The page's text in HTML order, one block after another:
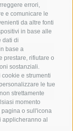
errori,
e comunicare le
da altre fonti
in base alle
dati di
base a
prestare, rifiutare o
sostanziali.
e strumenti
le tue
strettamente
momento
o sull'icona
applicheranno al
incidente
municipale
treni
vincenzo de luca